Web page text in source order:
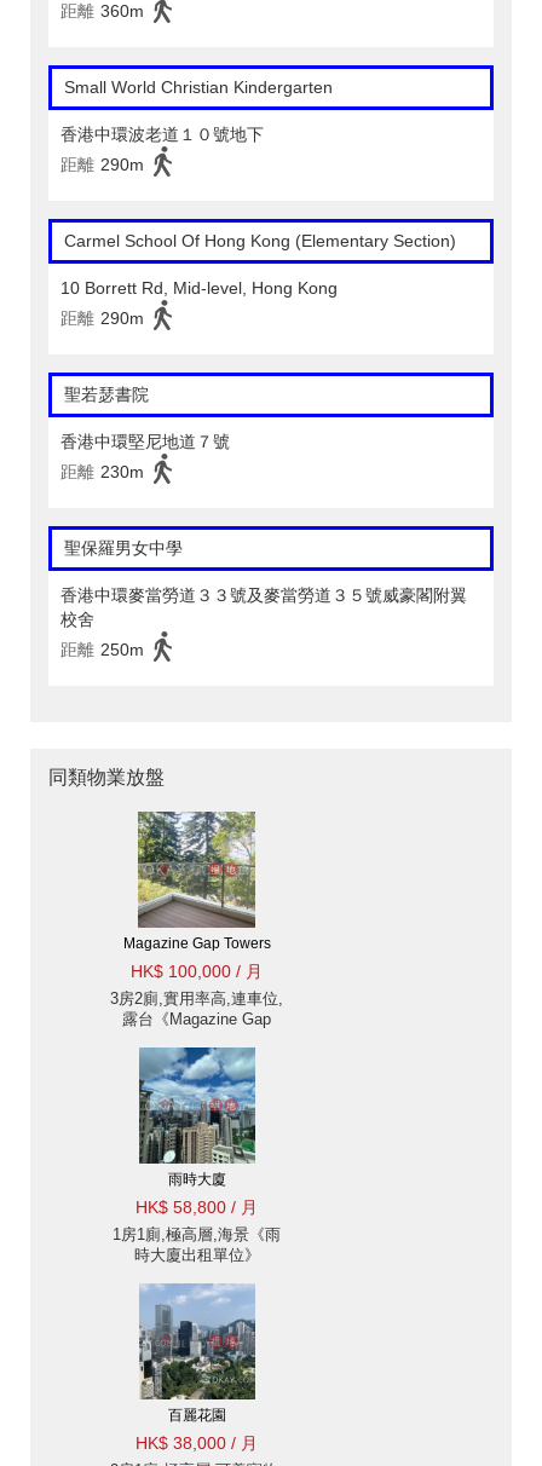
距離 360m
Small World Christian Kindergarten
香港中環波老道１０號地下
距離 290m
Carmel School Of Hong Kong (Elementary Section)
10 Borrett Rd, Mid-level, Hong Kong
距離 290m
聖若瑟書院
香港中環堅尼地道７號
距離 230m
聖保羅男女中學
香港中環麥當勞道３３號及麥當勞道３５號威豪閣附翼
校舍
距離 250m
同類物業放盤
Magazine Gap Towers
HK$ 100,000 / 月
3房2廁,實用率高,連車位,
露台《Magazine Gap
雨時大廈
HK$ 58,800 / 月
1房1廁,極高層,海景《雨
時大廈出租單位》
百麗花園
HK$ 38,000 / 月